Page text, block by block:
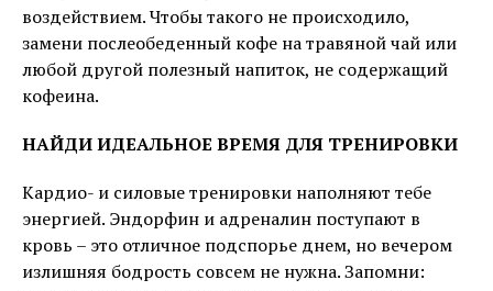
воздействием. Чтобы такого не происходило,
замени послеобеденный кофе на травяной чай или
любой другой полезный напиток, не содержащий
кофеина.
НАЙДИ ИДЕАЛЬНОЕ ВРЕМЯ ДЛЯ ТРЕНИРОВКИ
Кардио- и силовые тренировки наполняют тебе
энергией. Эндорфин и адреналин поступают в
кровь – это отличное подспорье днем, но вечером
излишняя бодрость совсем не нужна. Запомни: